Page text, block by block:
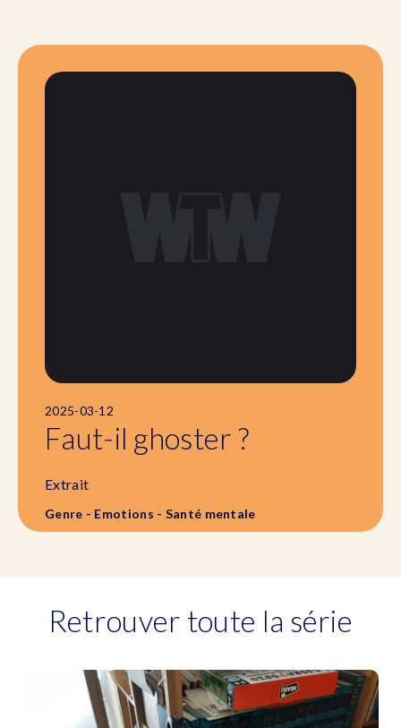
2025-03-12
Faut-il ghoster ?
Extrait
Genre - Emotions - Santé mentale
Retrouver toute la série